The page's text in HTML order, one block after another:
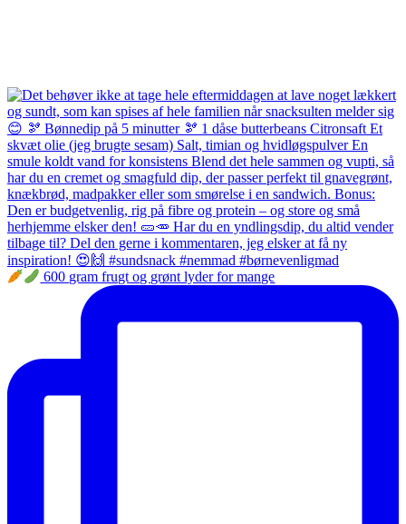
600 gram frugt og grønt lyder for mange